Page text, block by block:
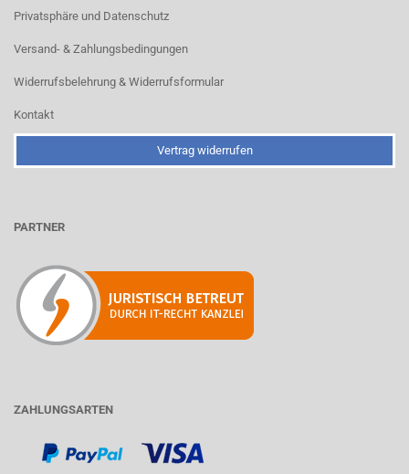
Privatsphäre und Datenschutz
Versand- & Zahlungsbedingungen
Widerrufsbelehrung & Widerrufsformular
Kontakt
Vertrag widerrufen
PARTNER
ZAHLUNGSARTEN